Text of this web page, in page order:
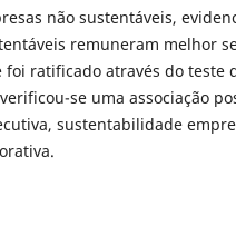
não sustentáveis,
remuneram melhor
foi ratificado através do teste
se uma associação
sustentabilidade